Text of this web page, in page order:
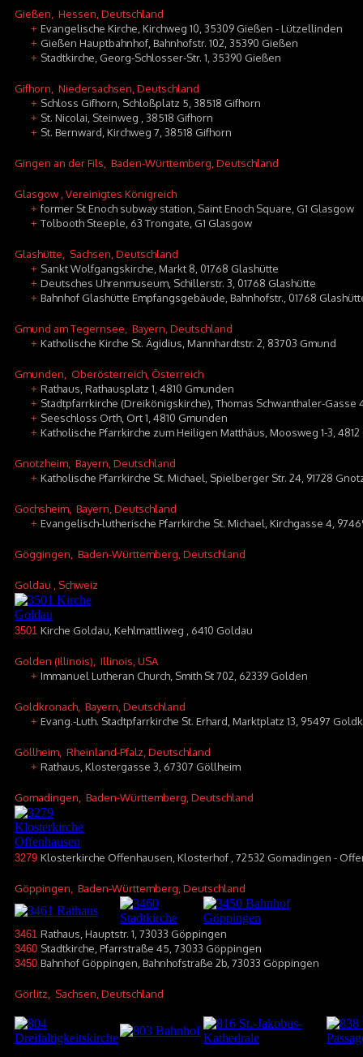
Gießen , Hessen, Deutschland
+ Evangelische Kirche, Kirchweg 10, 35309 Gießen - Lützellinden
+ Gießen Hauptbahnhof, Bahnhofstr. 102, 35390 Gießen
+ Stadtkirche, Georg-Schlosser-Str. 1, 35390 Gießen
Gifhorn , Niedersachsen, Deutschland
+ Schloss Gifhorn, Schloßplatz 5, 38518 Gifhorn
+ St. Nicolai, Steinweg , 38518 Gifhorn
+ St. Bernward, Kirchweg 7, 38518 Gifhorn
Gingen an der Fils , Baden-Württemberg, Deutschland
Glasgow , Vereinigtes Königreich
+former St Enoch subway station, Saint Enoch Square, G1 Glasgow
+ Tolbooth Steeple, 63 Trongate, G1 Glasgow
Glashütte , Sachsen, Deutschland
+ Sankt Wolfgangskirche, Markt 8, 01768 Glashütte
+ Deutsches Uhrenmuseum, Schillerstr. 3, 01768 Glashütte
+ Bahnhof Glashütte Empfangsgebäude, Bahnhofstr., 01768
Gmund am Tegernsee , Bayern, Deutschland
+ Katholische Kirche St. Ägidius, Mannhardtstr. 2, 83703 Gmund
Gmunden , Oberösterreich, Österreich
+ Rathaus, Rathausplatz 1, 4810 Gmunden
+ Stadtpfarrkirche (Dreikönigskirche), Thomas Schwanthaler-Gasse
+ Seeschloss Orth, Ort 1, 4810 Gmunden
+ Katholische Pfarrkirche zum Heiligen Matthäus, Moosweg 1-3,
Gnotzheim , Bayern, Deutschland
+ Katholische Pfarrkirche St. Michael, Spielberger Str. 24, 91728
Gochsheim , Bayern, Deutschland
+ Evangelisch-lutherische Pfarrkirche St. Michael, Kirchgasse 4,
Göggingen , Baden-Württemberg, Deutschland
Goldau , Schweiz
3501 Kirche Goldau, Kehlmattliweg , 6410 Goldau
Golden (Illinois) , Illinois, USA
+ Immanuel Lutheran Church, Smith St 702, 62339 Golden
Goldkronach , Bayern, Deutschland
+ Evang.-Luth. Stadtpfarrkirche St. Erhard, Marktplatz 13, 95497
Göllheim , Rheinland-Pfalz, Deutschland
+ Rathaus, Klostergasse 3, 67307 Göllheim
Gomadingen , Baden-Württemberg, Deutschland
3279 Klosterkirche Offenhausen, Klosterhof , 72532 Gomadingen -
Göppingen , Baden-Württemberg, Deutschland
3461 Rathaus, Hauptstr. 1, 73033 Göppingen
3460 Stadtkirche, Pfarrstraße 45, 73033 Göppingen
3450 Bahnhof Göppingen, Bahnhofstraße 2b, 73033 Göppingen
Görlitz , Sachsen, Deutschland